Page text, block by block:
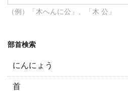
（例）「木へんに公」、「木 公」
部首検索
にんにょう
首